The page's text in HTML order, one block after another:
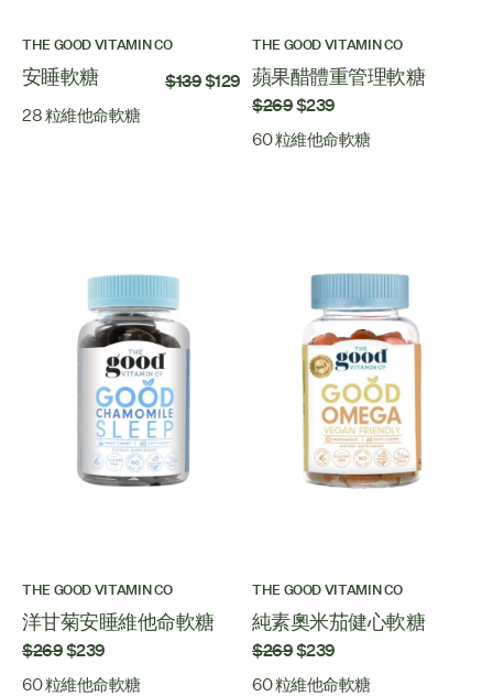
THE GOOD VITAMIN CO
安睡軟糖 $139$129
28 粒維他命軟糖
THE GOOD VITAMIN CO
蘋果醋體重管理軟糖
$269$239
60 粒維他命軟糖
THE GOOD VITAMIN CO
洋甘菊安睡維他命軟糖
$269$239
60 粒維他命軟糖
THE GOOD VITAMIN CO
純素奧米茄健心軟糖
$269$239
60 粒維他命軟糖